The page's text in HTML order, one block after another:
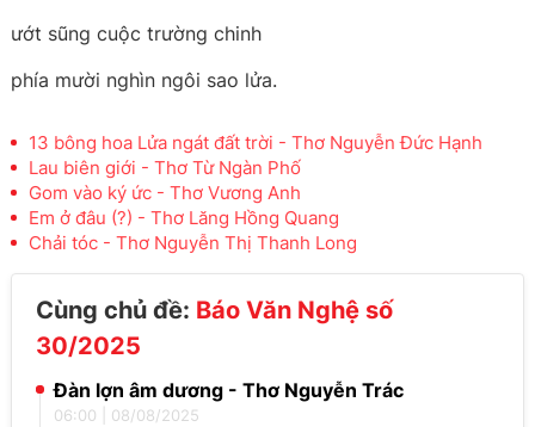
ướt sũng cuộc trường chinh
phía mười nghìn ngôi sao lửa.
13 bông hoa Lửa ngát đất trời - Thơ Nguyễn Đức Hạnh
Lau biên giới - Thơ Từ Ngàn Phố
Gom vào ký ức - Thơ Vương Anh
Em ở đâu (?) - Thơ Lăng Hồng Quang
Chải tóc - Thơ Nguyễn Thị Thanh Long
Cùng chủ đề: Báo Văn Nghệ số
30/2025
Đàn lợn âm dương - Thơ Nguyễn Trác
06:00 08/08/2025